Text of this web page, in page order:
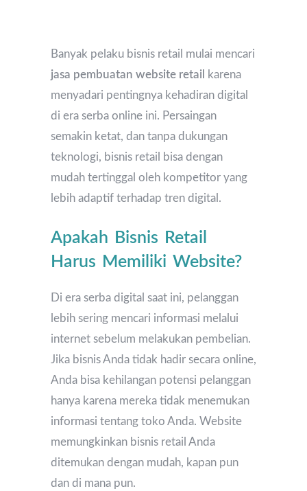
Banyak pelaku bisnis retail mulai mencari
jasa pembuatan website retail karena
menyadari pentingnya kehadiran digital
di era serba online ini. Persaingan
semakin ketat, dan tanpa dukungan
teknologi, bisnis retail bisa dengan
mudah tertinggal oleh kompetitor yang
lebih adaptif terhadap tren digital.
Apakah Bisnis Retail
Harus Memiliki Website?
Di era serba digital saat ini, pelanggan
lebih sering mencari informasi melalui
internet sebelum melakukan pembelian.
Jika bisnis Anda tidak hadir secara online,
Anda bisa kehilangan potensi pelanggan
hanya karena mereka tidak menemukan
informasi tentang toko Anda. Website
memungkinkan bisnis retail Anda
ditemukan dengan mudah, kapan pun
dan di mana pun.